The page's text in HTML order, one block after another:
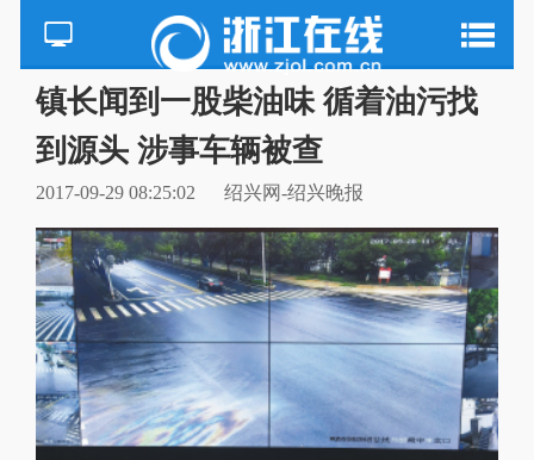
镇长闻到一股柴油味 循着油污找
到源头 涉事车辆被查
2017-09-29 08:25:02 绍兴网-绍兴晚报